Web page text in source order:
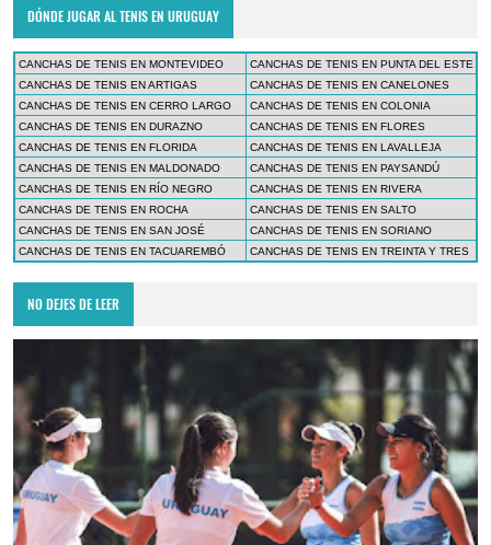
DÓNDE JUGAR AL TENIS EN URUGUAY
CANCHAS DE TENIS EN MONTEVIDEO
CANCHAS DE TENIS EN PUNTA DEL ESTE
CANCHAS DE TENIS EN ARTIGAS
CANCHAS DE TENIS EN CANELONES
CANCHAS DE TENIS EN CERRO LARGO
CANCHAS DE TENIS EN COLONIA
CANCHAS DE TENIS EN DURAZNO
CANCHAS DE TENIS EN FLORES
CANCHAS DE TENIS EN FLORIDA
CANCHAS DE TENIS EN LAVALLEJA
CANCHAS DE TENIS EN MALDONADO
CANCHAS DE TENIS EN PAYSANDÚ
CANCHAS DE TENIS EN RÍO NEGRO
CANCHAS DE TENIS EN RIVERA
CANCHAS DE TENIS EN ROCHA
CANCHAS DE TENIS EN SALTO
CANCHAS DE TENIS EN SAN JOSÉ
CANCHAS DE TENIS EN SORIANO
CANCHAS DE TENIS EN TACUAREMBÓ
CANCHAS DE TENIS EN TREINTA Y TRES
NO DEJES DE LEER